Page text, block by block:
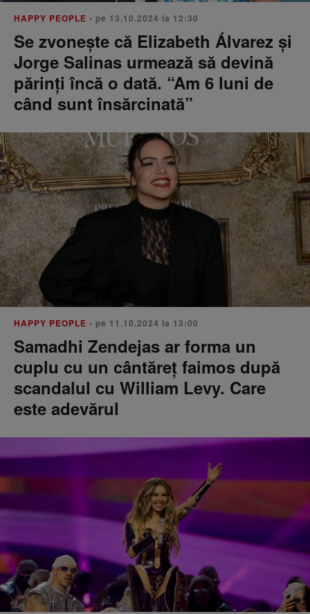
HAPPY PEOPLE • pe 13.10.2024 la 12:30
Se zvonește că Elizabeth Álvarez și
Jorge Salinas urmează să devină
părinți încă o dată. “Am 6 luni de
când sunt însărcinată”
HAPPY PEOPLE • pe 11.10.2024 la 13:00
Samadhi Zendejas ar forma un
cuplu cu un cântăreț faimos după
scandalul cu William Levy. Care
este adevărul